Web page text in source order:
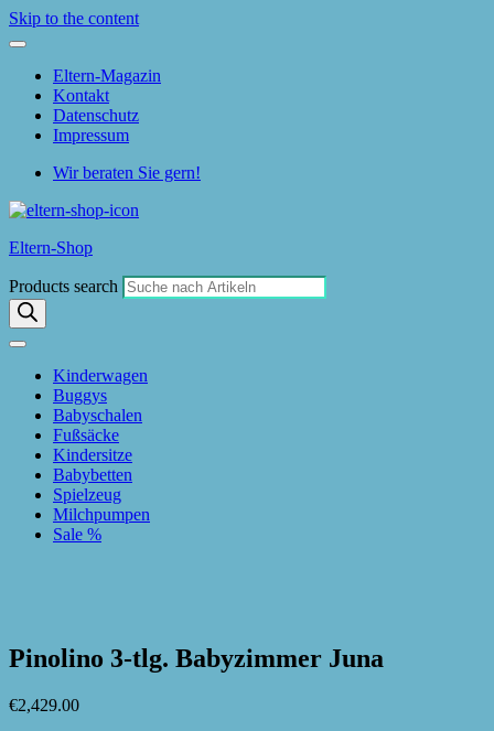
Skip to the content
Eltern-Magazin
Kontakt
Datenschutz
Impressum
Wir beraten Sie gern!
Eltern-Shop
Products search
Kinderwagen
Buggys
Babyschalen
Fußsäcke
Kindersitze
Babybetten
Spielzeug
Milchpumpen
Sale %
Pinolino 3-tlg. Babyzimmer Juna
€2,429.00